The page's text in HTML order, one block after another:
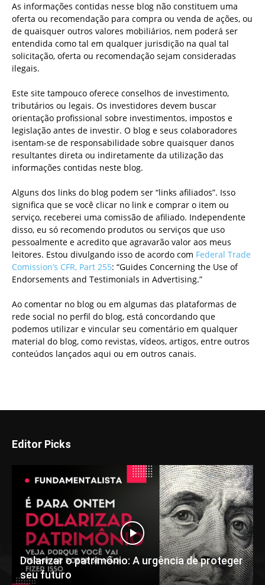
As informações contidas nesse blog não constituem uma
oferta ou recomendação para compra ou venda de ações, ou
de quaisquer outros valores mobiliários, nem poderá ser
entendida como tal em qualquer jurisdição na qual tal
solicitação, oferta ou recomendação sejam consideradas
ilegais.
Este site tampouco oferece conselhos de investimento,
tributários ou legais. Os investidores devem buscar
orientação profissional sobre investimentos, impostos e
legislação antes de investir. O blog e seus colaboradores
isentam-se de responsabilidade sobre quaisquer danos
resultantes direta ou indiretamente da utilização das
informações contidas neste blog.
Alguns dos links do blog podem ser “links afiliados”. Isso
significa que se você clicar no link e comprar o item ou
serviço, receberei uma comissão de afiliado. Independente
disso, eu só recomendo produtos ou serviços que uso
pessoalmente e acredito que agravarão valor aos meus
leitores. Estou divulgando isso de acordo com Federal Trade
Comission’s CFR, Part 255: “Guides Concerning the Use of
Endorsements and Testimonials in Advertising.”
Ao comentar no blog ou em algumas das plataformas de
rede social no perfil do blog, está concordando que
podemos utilizar e vincular seu comentário em qualquer
material do blog, como revistas, vídeos, artigos, entre outros
conteúdos lançados aqui ou em outros canais.
Editor Picks
Dolarizar o patrimônio: A urgência de proteger
seu futuro